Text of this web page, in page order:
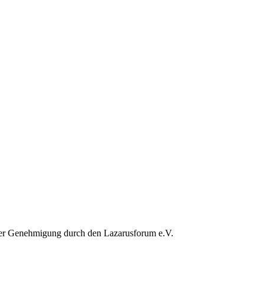
Genehmigung durch den Lazarusforum e.V.